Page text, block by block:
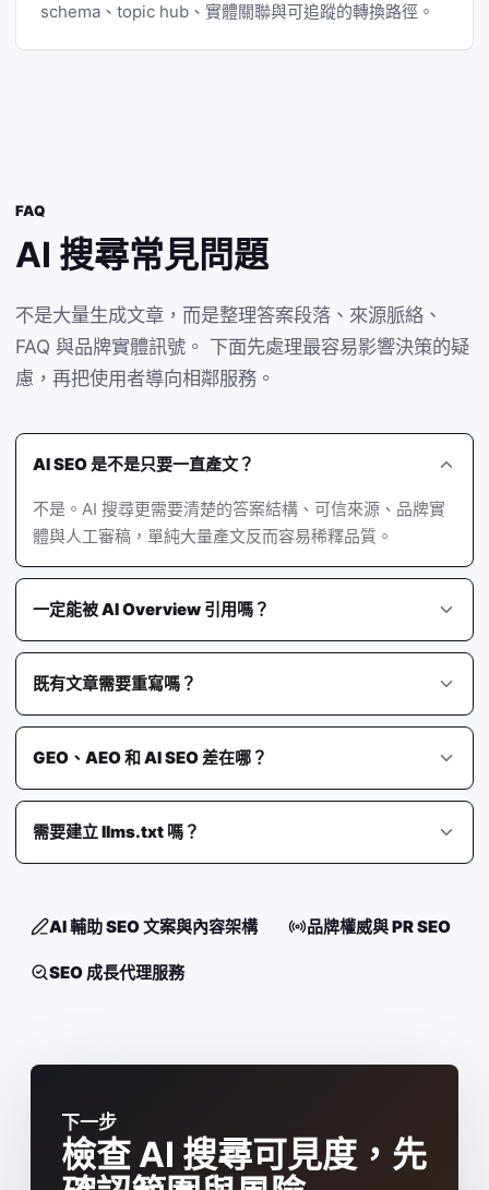
schema、topic hub、實體關聯與可追蹤的轉換路徑。
FAQ
AI 搜尋常見問題
不是大量生成文章，而是整理答案段落、來源脈絡、
FAQ 與品牌實體訊號。 下面先處理最容易影響決策的疑
慮，再把使用者導向相鄰服務。
AI SEO 是不是只要一直產文？
不是。AI 搜尋更需要清楚的答案結構、可信來源、品牌實
體與人工審稿，單純大量產文反而容易稀釋品質。
一定能被 AI Overview 引用嗎？
既有文章需要重寫嗎？
GEO、AEO 和 AI SEO 差在哪？
需要建立 llms.txt 嗎？
AI 輔助 SEO 文案與內容架構 品牌權威與 PR SEO
SEO 成長代理服務
下一步
檢查 AI 搜尋可見度，先